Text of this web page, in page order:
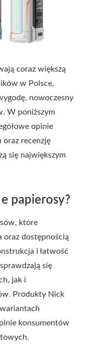
coraz większą
w Polsce,
nowoczesny
W poniższym
opinie
recenzję
się największym
papierosy?
które
oraz dostępnością
i łatwość
się
jak i
Produkty Nick
konsumentów